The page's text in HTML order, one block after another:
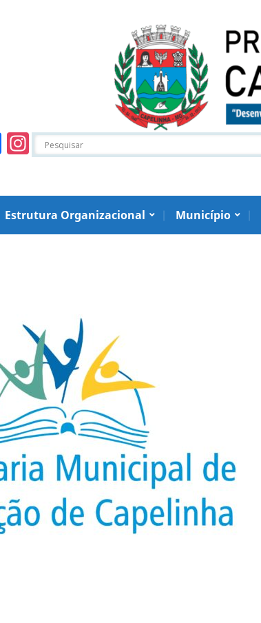
Facebook
Instagram
Estrutura Organizacional Município